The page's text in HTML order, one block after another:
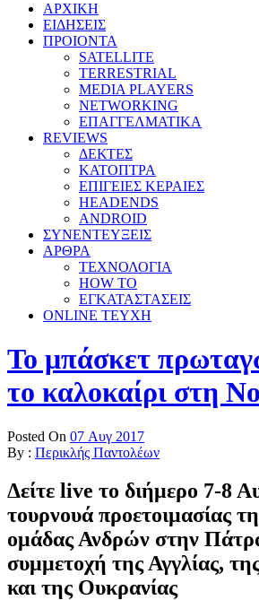
ΑΡΧΙΚΗ
ΕΙΔΗΣΕΙΣ
ΠΡΟΙΟΝΤΑ
SATELLITE
TERRESTRIAL
MEDIA PLAYERS
NETWORKING
ΕΠΑΓΓΕΛΜΑΤΙΚΑ
REVIEWS
ΔΕΚΤΕΣ
ΚΑΤΟΠΤΡΑ
ΕΠΙΓΕΙΕΣ ΚΕΡΑΙΕΣ
HEADENDS
ANDROID
ΣΥΝΕΝΤΕΥΞΕΙΣ
ΑΡΘΡΑ
ΤΕΧΝΟΛΟΓΙΑ
HOW TO
ΕΓΚΑΤΑΣΤΑΣΕΙΣ
ONLINE TEYXH
Το μπάσκετ
το καλοκαίρι στη
Posted On 07 Αυγ 2017
By : Περικλής Παντολέων
Δείτε live το διήμερο 7-8
τουρνουά προετοιμασίας
ομάδας Ανδρών στην
συμμετοχή της Αγγλίας,
και της Ουκρανίας